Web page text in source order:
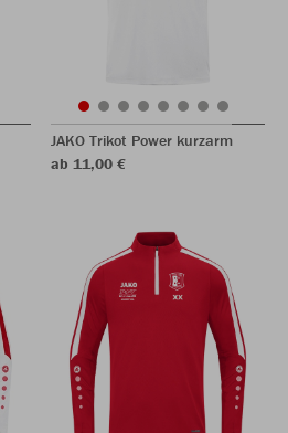
JAKO Trikot Power kurzarm
ab 11,00 €